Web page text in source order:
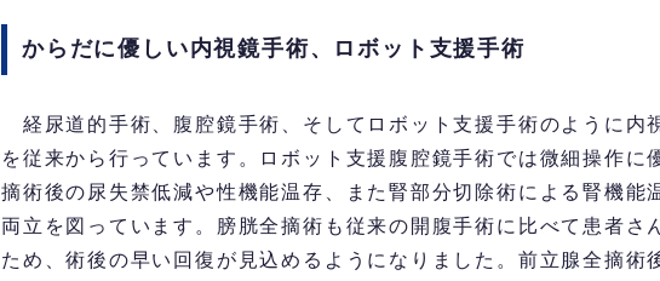
からだに優しい内視鏡手術、ロボット支援手術
経尿道的手術、腹腔鏡手術、そしてロボット支援手術のように内
を従来から行っています。ロボット支援腹腔鏡手術では微細操作に
摘術後の尿失禁低減や性機能温存、また腎部分切除術による腎機能
両立を図っています。膀胱全摘術も従来の開腹手術に比べて患者さ
ため、術後の早い回復が見込めるようになりました。前立腺全摘術